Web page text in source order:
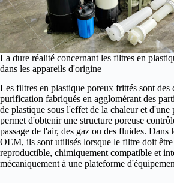
La dure réalité concernant les filtres en
dans les appareils d'origine
Les filtres en plastique poreux frittés sont des
purification fabriqués en agglomérant des
de plastique sous l'effet de la chaleur et d'une
permet d'obtenir une structure poreuse
passage de l'air, des gaz ou des fluides. Dans
OEM, ils sont utilisés lorsque le filtre doit être
reproductible, chimiquement compatible et
mécaniquement à une plateforme